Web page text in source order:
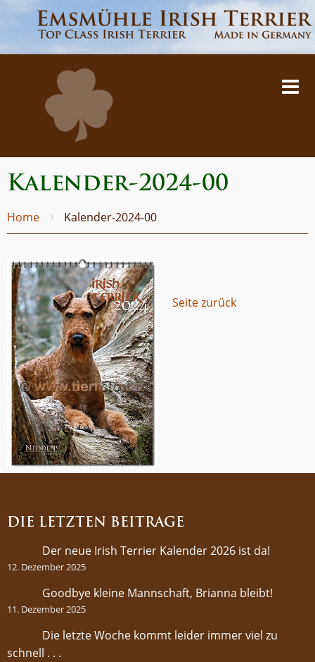
Kalender-2024-00
Home Kalender-2024-00
Seite zurück
DIE LETZTEN BEITRÄGE
Der neue Irish Terrier Kalender 2026 ist da!
12. Dezember 2025
Goodbye kleine Mannschaft, Brianna bleibt!
11. Dezember 2025
Die letzte Woche kommt leider immer viel zu
schnell . . .